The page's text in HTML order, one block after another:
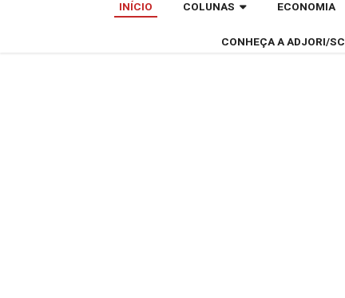
INÍCIO COLUNAS ECONOMIA
CONHEÇA A ADJORI/SC